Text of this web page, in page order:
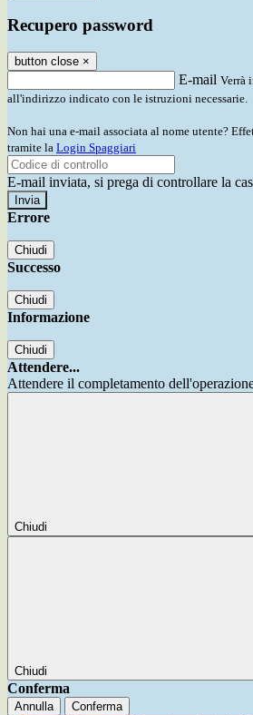
Recupero password
button close ×
E-mail Verrà
all'indirizzo indicato con le istruzioni necessarie.
Non hai una e-mail associata al nome utente?
tramite la Login Spaggiari
E-mail inviata, si prega di controllare la
Errore
Chiudi
Successo
Chiudi
Informazione
Chiudi
Attendere...
Attendere il completamento
Chiudi
Chiudi
Conferma
Annulla Conferma